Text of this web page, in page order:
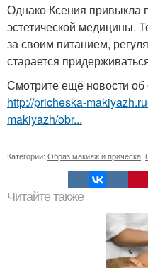
Однако Ксения привыкла
эстетической медицины.
за своим питанием,
старается
Смотрите ещё новости
http://pricheska-
makiyazh/obr...
Категории: Образ макияж и прическа
Читайте также